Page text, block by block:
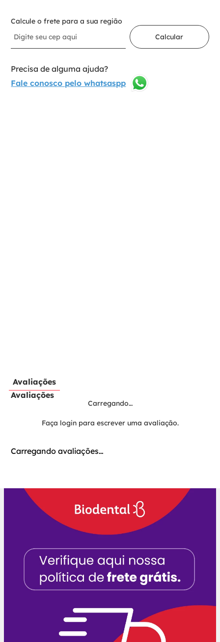
Calcule o frete para a sua região
Calcular
Precisa de alguma ajuda?
Fale conosco pelo whatsaspp
Avaliações
Avaliações
Carregando…
Faça login para escrever uma avaliação.
Carregando avaliações…